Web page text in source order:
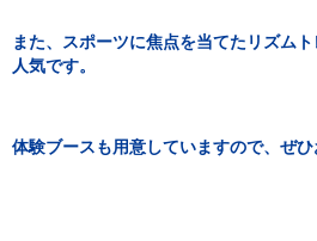
また、スポーツに焦点を当てたリズム
人気です。
体験ブースも用意していますので、ぜひ